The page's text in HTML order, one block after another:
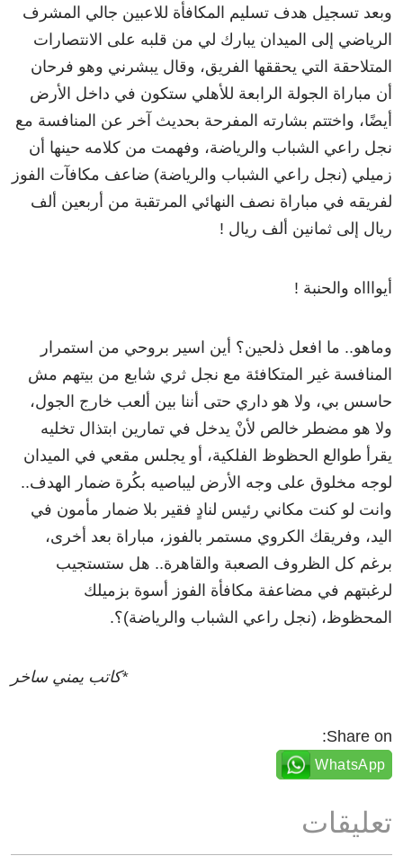
وبعد تسجيل هدف تسليم المكافأة للاعبين جالي المشرف
الرياضي إلى الميدان يبارك لي من قلبه على الانتصارات
المتلاحقة التي يحققها الفريق، وقال يبشرني وهو فرحان
أن مباراة الجولة الرابعة للأهلي ستكون في داخل الأرض
أيضًا، واختتم بشارته المفرحة بحديث آخر عن المنافسة مع
نجل راعي الشباب والرياضة، وفهمت من كلامه حينها أن
زميلي (نجل راعي الشباب والرياضة) ضاعف مكافآت الفوز
لفريقه في مباراة نصف النهائي المرتقبة من أربعين ألف
ريال إلى ثمانين ألف ريال !
أيواااه والحنبة !
وماهو.. ما افعل ذلحين؟ أين اسير بروحي من استمرار
المنافسة غير المتكافئة مع نجل ثري شابع من بيتهم مش
حاسس بي، ولا هو داري حتى أننا بين ألعب خارج الجول،
ولا هو مضطر خالص لأنْ يدخل في تمارين ابتذال تخليه
يقرأ طوالع الحظوظ الفلكية، أو يجلس مقعي في الميدان
لوجه مخلوق على وجه الأرض ليباصيه بكُرة ضمار الهدف..
وانت لو كنت مكاني رئيس لنادٍ فقير بلا ضمار مأمون في
اليد، وفريقك الكروي مستمر بالفوز، مباراة بعد أخرى،
برغم كل الظروف الصعبة والقاهرة.. هل ستستجيب
لرغبتهم في مضاعفة مكافأة الفوز أسوة بزميلك
المحظوظ، (نجل راعي الشباب والرياضة)؟.
*كاتب يمني ساخر
Share on:
WhatsApp
تعليقات